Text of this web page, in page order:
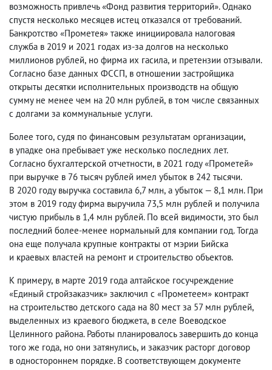
возможность привлечь «Фонд развития территорий». Однако
спустя несколько месяцев истец отказался от требований.
Банкротство «Прометея» также инициировала налоговая
служба в 2019 и 2021 годах из-за долгов на несколько
миллионов рублей, но фирма их гасила, и претензии отзывали.
Согласно базе данных ФССП, в отношении застройщика
открыты десятки исполнительных производств на общую
сумму не менее чем на 20 млн рублей, в том числе связанных
с долгами за коммунальные услуги.
Более того, судя по финансовым результатам организации,
в упадке она пребывает уже несколько последних лет.
Согласно бухгалтерской отчетности, в 2021 году «Прометей»
при выручке в 76 тысяч рублей имел убыток в 242 тысячи.
В 2020 году выручка составила 6,7 млн, а убыток — 8,1 млн. При
этом в 2019 году фирма выручила 73,5 млн рублей и получила
чистую прибыль в 1,4 млн рублей. По всей видимости, это был
последний более-менее нормальный для компании год. Тогда
она еще получала крупные контракты от мэрии Бийска
и краевых властей на ремонт и строительство объектов.
К примеру, в марте 2019 года алтайское госучреждение
«Единый стройзаказчик» заключил с «Прометеем» контракт
на строительство детского сада на 80 мест за 57 млн рублей,
выделенных из краевого бюджета, в селе Воеводское
Целинного района. Работы планировалось завершить до конца
того же года, но они затянулись, и заказчик расторг договор
в одностороннем порядке. В соответствующем документе